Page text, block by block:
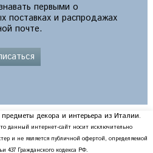
первыми о
поставках и распродажах
почте.
декора и интерьера из Италии.
данный интернет-сайт носит исключительно
и не является публичной офертой, определяемой
437 Гражданского кодекса РФ.